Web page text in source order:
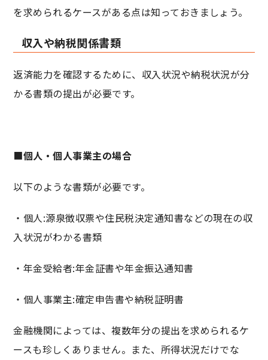
を求められるケースがある点は知っておきましょう。
収入や納税関係書類
返済能力を確認するために、収入状況や納税状況が分
かる書類の提出が必要です。
■個人・個人事業主の場合
以下のような書類が必要です。
・個人:源泉徴収票や住民税決定通知書などの現在の収
入状況がわかる書類
・年金受給者:年金証書や年金振込通知書
・個人事業主:確定申告書や納税証明書
金融機関によっては、複数年分の提出を求められるケ
ースも珍しくありません。また、所得状況だけでな